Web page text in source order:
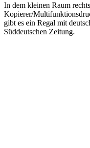
In dem kleinen Raum
Kopierer/
gibt es ein Regal mit
Süddeutschen Zeitung.